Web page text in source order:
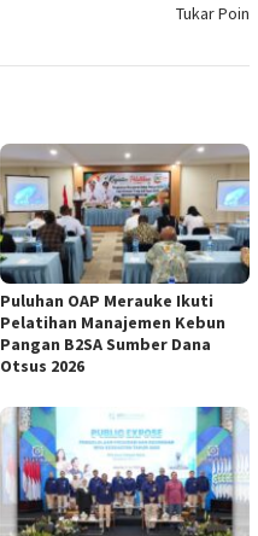
Tukar Poin
Puluhan OAP Merauke Ikuti
Pelatihan Manajemen Kebun
Pangan B2SA Sumber Dana
Otsus 2026